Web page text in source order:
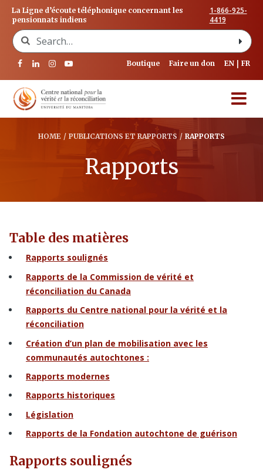
La Ligne d’écoute téléphonique concernant les
pensionnats indiens
1-866-925-
4419
Search for:
Boutique Faire un don EN FR
HOME / PUBLICATIONS ET RAPPORTS / RAPPORTS
Rapports
Table des matières
Rapports soulignés
Rapports de la Commission de vérité et
réconciliation du Canada
Rapports du Centre national pour la vérité et la
réconciliation
Création d’un plan de mobilisation avec les
communautés autochtones :
Rapports modernes
Rapports historiques
Législation
Rapports de la Fondation autochtone de guérison
Rapports soulignés